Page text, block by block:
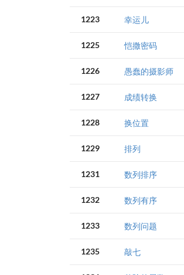
1223 幸运儿
1225 恺撒密码
1226 愚蠢的摄影师
1227 成绩转换
1228 换位置
1229 排列
1231 数列排序
1232 数列有序
1233 数列问题
1235 敲七